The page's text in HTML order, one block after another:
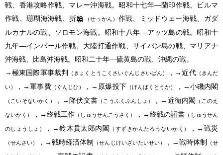
戦、香港攻略作戦、マレー沖海戦。昭和十七年―蘭印作戦、ビルマ
作戦、珊瑚海海戦、折
（せっかん） 作戦、ミッドウェー海戦、ガダ
ルカナルの戦、ソロモン海戦。昭和十八年―アッツ島の戦。昭和十
九年―インパール作戦、大陸打通作戦、サイパン島の戦、マリアナ
沖海戦、比島沖海戦。昭和二十年―硫黄島の戦、沖縄の戦。
→極東国際軍事裁判
（きょくとうこくさいぐんじさいばん） ，→近代（きんだ
い） ，→軍事費（ぐんじひ） ，→原爆投下 （げんばくとうか） ，→小磯内閣
（こいそないかく） ，→降伏文書 （こうふくぶんしょ） ，→近衛内閣 （このえ
ないかく） ，→終戦工作 （しゅうせんこうさく） ，→終戦の詔書 （しゅうせん
のしょうしょ） ，→鈴木貫太郎内閣 （すずきかんたろうないかく） ，→戦災
（せんさい） ，→戦時経済体制 （せんじけいざいたいせい） ，→戦時体制 （せ